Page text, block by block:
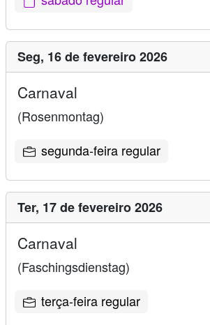
Seg, 16 de fevereiro 2026
Carnaval
(Rosenmontag)
segunda-feira regular
Ter, 17 de fevereiro 2026
Carnaval
(Faschingsdienstag)
terça-feira regular